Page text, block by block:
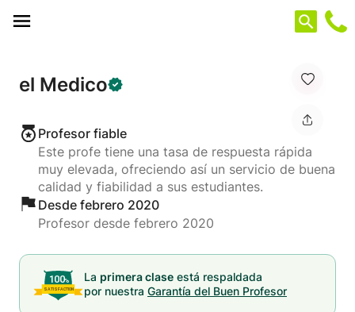
el Medico
Profesor fiable
Este profe tiene una tasa de respuesta rápida
muy elevada, ofreciendo así un servicio de buena
calidad y fiabilidad a sus estudiantes.
Desde febrero 2020
Profesor desde febrero 2020
La primera clase está respaldada
por nuestra Garantía del Buen Profesor